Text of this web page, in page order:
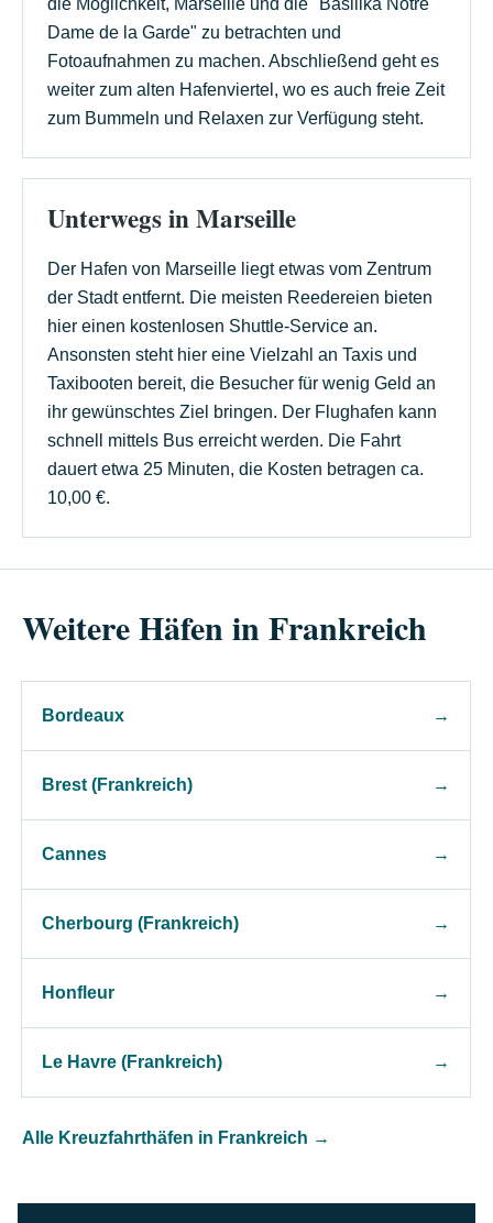
die Möglichkeit, Marseille und die "Basilika Nôtre
Dame de la Garde" zu betrachten und
Fotoaufnahmen zu machen. Abschließend geht es
weiter zum alten Hafenviertel, wo es auch freie Zeit
zum Bummeln und Relaxen zur Verfügung steht.
Unterwegs in Marseille
Der Hafen von Marseille liegt etwas vom Zentrum
der Stadt entfernt. Die meisten Reedereien bieten
hier einen kostenlosen Shuttle-Service an.
Ansonsten steht hier eine Vielzahl an Taxis und
Taxibooten bereit, die Besucher für wenig Geld an
ihr gewünschtes Ziel bringen. Der Flughafen kann
schnell mittels Bus erreicht werden. Die Fahrt
dauert etwa 25 Minuten, die Kosten betragen ca.
10,00 €.
Weitere Häfen in Frankreich
Bordeaux →
Brest (Frankreich) →
Cannes →
Cherbourg (Frankreich) →
Honfleur →
Le Havre (Frankreich) →
Alle Kreuzfahrthäfen in Frankreich →